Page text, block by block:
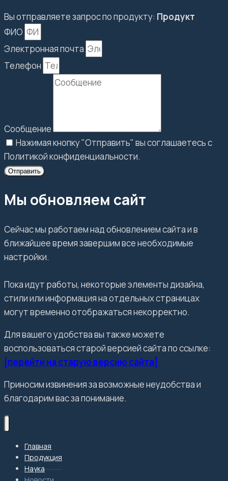
Вы отправляете запрос по продукту: Продукт
ФИО
Электронная почта
Телефон
Сообщение
Нажимая кнопку "Отправить" вы соглашаетесь с
Политикой конфиденциальности.
Отправить
Мы обновляем сайт
Сейчас мы работаем над обновлением сайта и в
ближайшее время завершим все необходимые
настройки.
Пока идут работы, некоторые элементы дизайна,
стили или информация на отдельных страницах
могут временно отображаться некорректно.
Для вашего удобства вы также можете
воспользоваться старой версией сайта по ссылке:
[перейти на старую версию сайта]
Приносим извинения за возможные неудобства и
благодарим вас за понимание.
Главная
Продукция
Наука